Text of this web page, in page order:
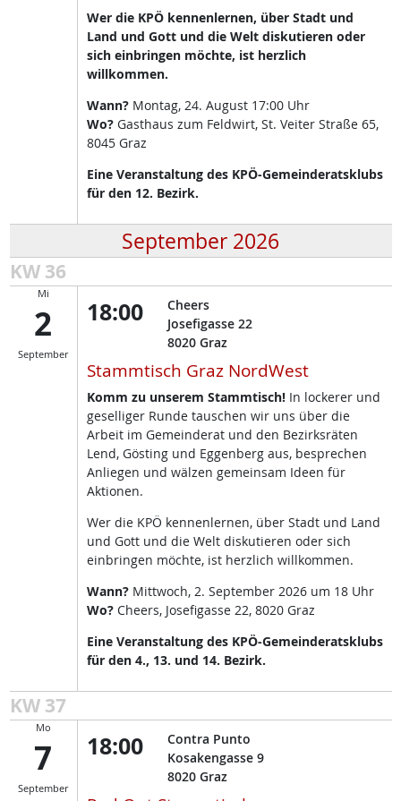
Wer die KPÖ kennenlernen, über Stadt und
Land und Gott und die Welt diskutieren oder
sich einbringen möchte, ist herzlich
willkommen.
Wann?Montag, 24. August 17:00 Uhr
Wo?Gasthaus zum Feldwirt, St. Veiter Straße 65,
8045 Graz
Eine Veranstaltung des KPÖ-Gemeinderatsklubs
für den 12. Bezirk.
September 2026
KW 36
Mi
2
September
18:00
Cheers
Josefigasse 22
8020 Graz
Stammtisch Graz NordWest
Komm zu unserem Stammtisch!In lockerer und
geselliger Runde tauschen wir uns über die
Arbeit im Gemeinderat und den Bezirksräten
Lend, Gösting und Eggenberg aus, besprechen
Anliegen und wälzen gemeinsam Ideen für
Aktionen.
Wer die KPÖ kennenlernen, über Stadt und Land
und Gott und die Welt diskutieren oder sich
einbringen möchte, ist herzlich willkommen.
Wann?Mittwoch, 2. September 2026 um 18 Uhr
Wo?Cheers, Josefigasse 22, 8020 Graz
Eine Veranstaltung des KPÖ-Gemeinderatsklubs
für den 4., 13. und 14. Bezirk.
KW 37
Mo
7
September
18:00
Contra Punto
Kosakengasse 9
8020 Graz